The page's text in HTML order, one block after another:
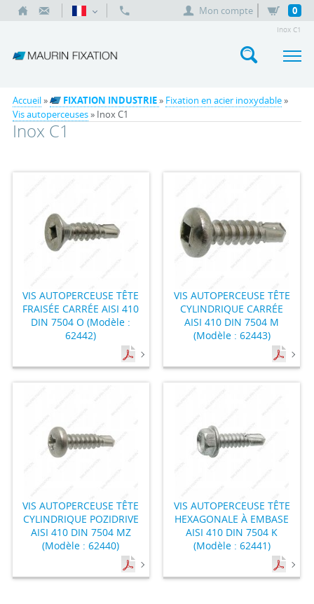
Mon compte 0
Inox C1
Accueil» FIXATION INDUSTRIE» Fixation en acier inoxydable»
Vis autoperceuses» Inox C1
Inox C1
VIS AUTOPERCEUSE TÊTE
FRAISÉE CARRÉE AISI 410
DIN 7504 O (Modèle :
62442)
VIS AUTOPERCEUSE TÊTE
CYLINDRIQUE CARRÉE
AISI 410 DIN 7504 M
(Modèle : 62443)
VIS AUTOPERCEUSE TÊTE
CYLINDRIQUE POZIDRIVE
AISI 410 DIN 7504 MZ
(Modèle : 62440)
VIS AUTOPERCEUSE TÊTE
HEXAGONALE À EMBASE
AISI 410 DIN 7504 K
(Modèle : 62441)